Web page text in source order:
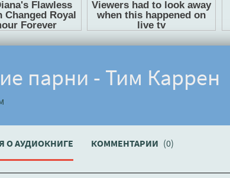
парни - Тим Каррен
О АУДИОКНИГЕ КОММЕНТАРИИ (0)